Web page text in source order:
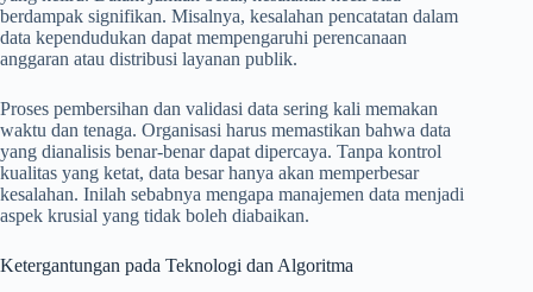
berdampak signifikan. Misalnya, kesalahan pencatatan dalam
data kependudukan dapat mempengaruhi perencanaan
anggaran atau distribusi layanan publik.
Proses pembersihan dan validasi data sering kali memakan
waktu dan tenaga. Organisasi harus memastikan bahwa data
yang dianalisis benar-benar dapat dipercaya. Tanpa kontrol
kualitas yang ketat, data besar hanya akan memperbesar
kesalahan. Inilah sebabnya mengapa manajemen data menjadi
aspek krusial yang tidak boleh diabaikan.
Ketergantungan pada Teknologi dan Algoritma